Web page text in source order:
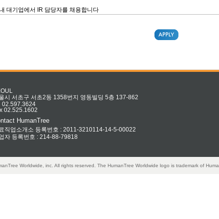
대기업에서 IR 담당자를 채용합니다
시 서초구 서초2동 1358번지 영동빌딩 5층 137-862
02.597.3624
02.525.1602
HumanTree
직업소개소 등록번호 : 2011-3210114-14-5-00022
자 등록번호 : 214-88-79818
Worldwide, inc. All rights reserved. The HumanTree Worldwide logo is trademark of